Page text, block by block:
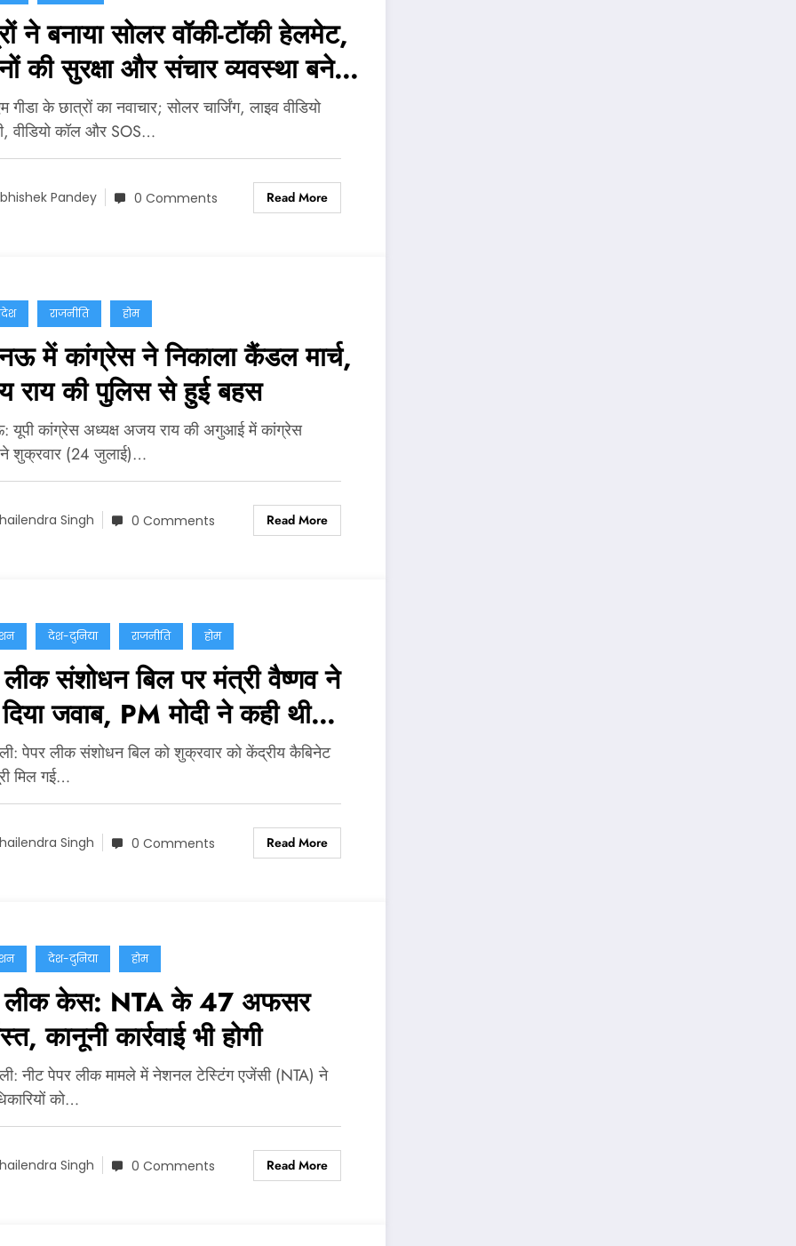
ने बनाया सोलर वॉकी-टॉकी हेलमेट,
की सुरक्षा और संचार व्यवस्था बनेगी
गीडा के छात्रों का नवाचार; सोलर चार्जिंग, लाइव वीडियो
वीडियो कॉल और SOS…
Pandey 0 Comments Read More
राजनीति होम
में कांग्रेस ने निकाला कैंडल मार्च,
राय की पुलिस से हुई बहस
कांग्रेस अध्यक्ष अजय राय की अगुआई में कांग्रेस
शुक्रवार (24 जुलाई)…
Singh 0 Comments Read More
देश-दुनिया राजनीति होम
संशोधन बिल पर मंत्री वैष्णव ने
जवाब, PM मोदी ने कही थी
कानून लाने की बात
पेपर लीक संशोधन बिल को शुक्रवार को केंद्रीय कैबिनेट
मिल गई…
Singh 0 Comments Read More
देश-दुनिया होम
लीक केस: NTA के 47 अफसर
कानूनी कार्रवाई भी होगी
नीट पेपर लीक मामले में नेशनल टेस्टिंग एजेंसी (NTA) ने
को…
Singh 0 Comments Read More